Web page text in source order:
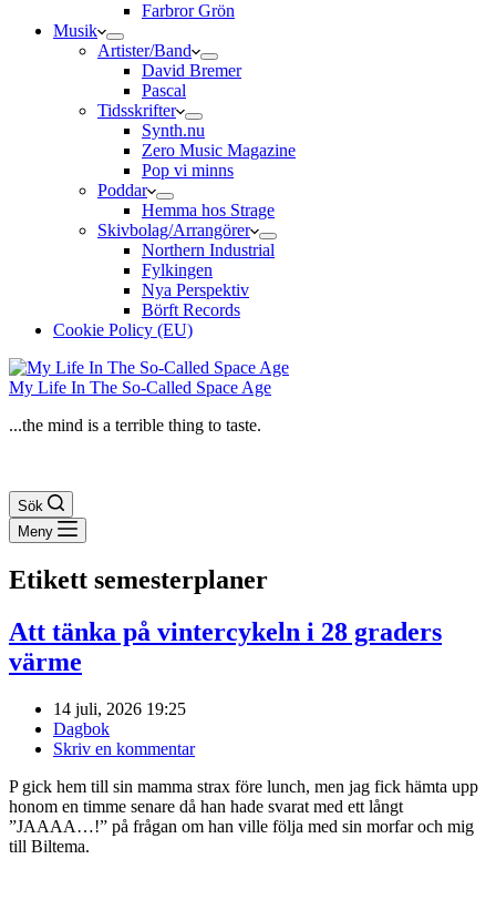
Farbror Grön
Musik
Artister/Band
David Bremer
Pascal
Tidsskrifter
Synth.nu
Zero Music Magazine
Pop vi minns
Poddar
Hemma hos Strage
Skivbolag/Arrangörer
Northern Industrial
Fylkingen
Nya Perspektiv
Börft Records
Cookie Policy (EU)
My Life In The So-Called Space Age
...the mind is a terrible thing to taste.
Sök
Meny
Etikett semesterplaner
Att tänka på vintercykeln i 28 graders
värme
14 juli, 2026 19:25
Dagbok
Skriv en kommentar
P gick hem till sin mamma strax före lunch, men jag fick hämta upp
honom en timme senare då han hade svarat med ett långt
”JAAAA…!” på frågan om han ville följa med sin morfar och mig
till Biltema.